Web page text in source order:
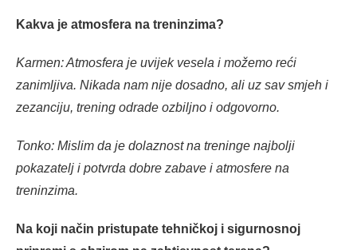
Kakva je atmosfera na treninzima?
Karmen: Atmosfera je uvijek vesela i možemo reći
zanimljiva. Nikada nam nije dosadno, ali uz sav smjeh i
zezanciju, trening odrade ozbiljno i odgovorno.
Tonko: Mislim da je dolaznost na treninge najbolji
pokazatelj i potvrda dobre zabave i atmosfere na
treninzima.
Na koji način pristupate tehničkoj i sigurnosnoj